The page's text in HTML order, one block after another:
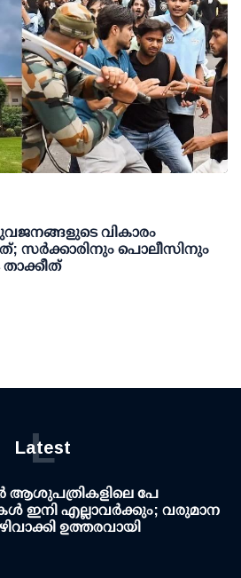
വികാരം
സര്‍ക്കാരിനും പൊലീസിനും
Latest
L
ആശുപത്രികളിലെ പേ
ഇനി എല്ലാവര്‍ക്കും; വരുമാന
ഉത്തരവായി